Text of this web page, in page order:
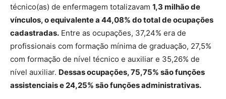
técnico(as) de enfermagem totalizavam 1,3 milhão de
vínculos, o equivalente a 44,08% do total de ocupações
cadastradas. Entre as ocupações, 37,24% era de
profissionais com formação mínima de graduação, 27,5%
com formação de nível técnico e auxiliar e 35,26% de
nível auxiliar. Dessas ocupações, 75,75% são funções
assistenciais e 24,25% são funções administrativas.